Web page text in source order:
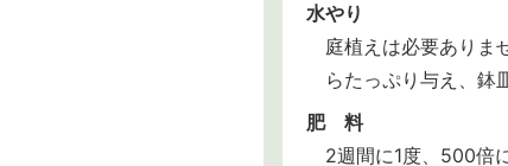
水やり
庭植えは必要ありま
らたっぷり与え、鉢
肥 料
2週間に1度、500倍